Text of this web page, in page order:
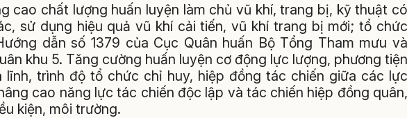
cao chất lượng huấn luyện làm chủ vũ khí, trang bị, kỹ thuật có
sử dụng hiệu quả vũ khí cải tiến, vũ khí trang bị mới; tổ chức
dẫn số 1379 của Cục Quân huấn Bộ Tổng Tham mưu và
khu 5. Tăng cường huấn luyện cơ động lực lượng, phương tiện
lĩnh, trình độ tổ chức chỉ huy, hiệp đồng tác chiến giữa các lực
cao năng lực tác chiến độc lập và tác chiến hiệp đồng quân,
kiện, môi trường.